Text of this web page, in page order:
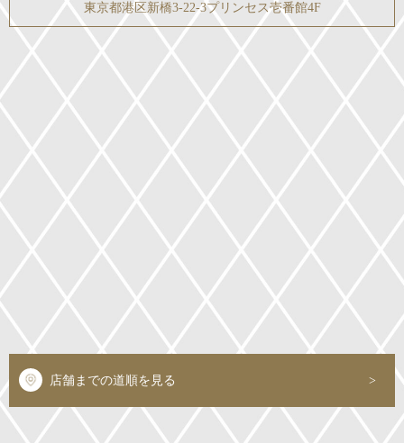
東京都港区新橋3-22-3プリンセス壱番館4F
店舗までの道順を見る